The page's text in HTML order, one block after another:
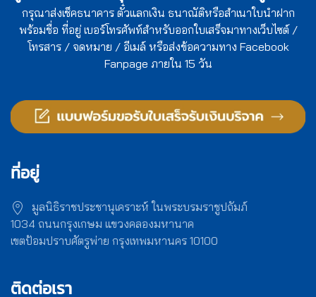
กรุณาส่งเช็คธนาคาร ตั๋วแลกเงิน ธนาณัติหรือสำเนาใบนำฝาก
พร้อมชื่อ ที่อยู่ เบอร์โทรศัพท์สำหรับออกใบเสร็จมาทางเว็บไซต์ /
โทรสาร / จดหมาย / อีเมล์ หรือส่งข้อความทาง Facebook
Fanpage ภายใน 15 วัน
ที่อยู่
มูลนิธิราชประชานุเคราะห์ ในพระบรมราชูปถัมภ์
1034 ถนนกรุงเกษม แขวงคลองมหานาค
เขตป้อมปราบศัตรูพ่าย กรุงเทพมหานคร 10100
ติดต่อเรา